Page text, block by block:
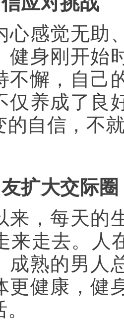
心感觉无助
健身刚开始
不懈，自己
仅养成了良
的自信，不
扩大交际圈
来，每天的
来走去。人
成熟的男人
更健康，健